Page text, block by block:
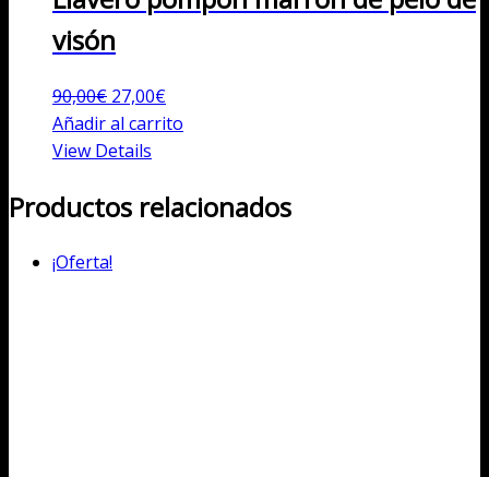
visón
90,00€ El
precio
original
90,00€.
27,00€El
precio
27,00€.
Añadir al carrito
View Details
Productos relacionados
¡Oferta!